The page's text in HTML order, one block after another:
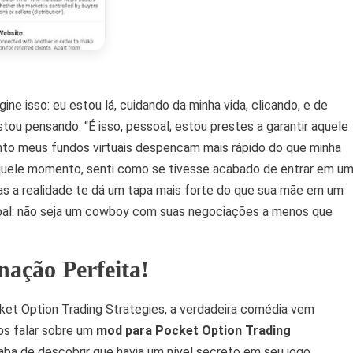
isso: eu estou lá, cuidando da minha vida, clicando, e de
pensando: “É isso, pessoal; estou prestes a garantir aquele
meus fundos virtuais despencam mais rápido do que minha
momento, senti como se tivesse acabado de entrar em um
a realidade te dá um tapa mais forte do que sua mãe em um
não seja um cowboy com suas negociações a menos que
Perfeita!
Option Trading Strategies, a verdadeira comédia vem
falar sobre um mod para Pocket Option Trading